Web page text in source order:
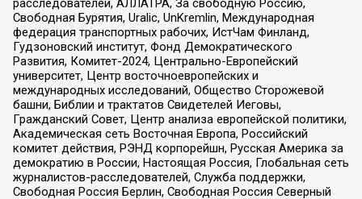
расследователей, АЛЛАТРА, За свободную Россию,
Свободная Бурятия, Uralic, UnKremlin, Международная
федерация транспортных рабочих, ИстЧам Финланд,
Гудзоновский институт, Фонд Демократического
Развития, Комитет-2024, Центрально-Европейский
университет, Центр восточноевропейских и
международных исследований, Общество Сторожевой
башни, Библии и трактатов Свидетелей Иеговы,
Гражданский Совет, Центр анализа европейской политики,
Академическая сеть Восточная Европа, Российский
комитет действия, РЭНД корпорейшн, Русская Америка за
демократию в России, Настоящая Россия, Глобальная сеть
журналистов-расследователей, Служба поддержки,
Свободная Россия Берлин, Свободная Россия Северный